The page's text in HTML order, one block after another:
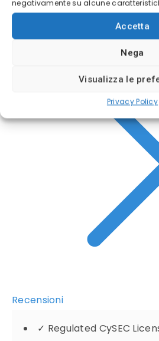
negativamente su alcune
Accetta
Nega
Visualizza le
Privacy Policy
Conto di pratica
Recensioni
✓ Regulated CySEC